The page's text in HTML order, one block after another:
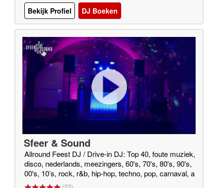
Bekijk Profiel
DJ Boeken
Sfeer & Sound
Allround Feest DJ / Drive-in DJ: Top 40, foute muziek,
disco, nederlands, meezingers, 60's, 70's, 80's, 90's,
00's, 10’s, rock, r&b, hip-hop, techno, pop, carnaval, a
près-ski, hardcore, hardstyle, house
(33)